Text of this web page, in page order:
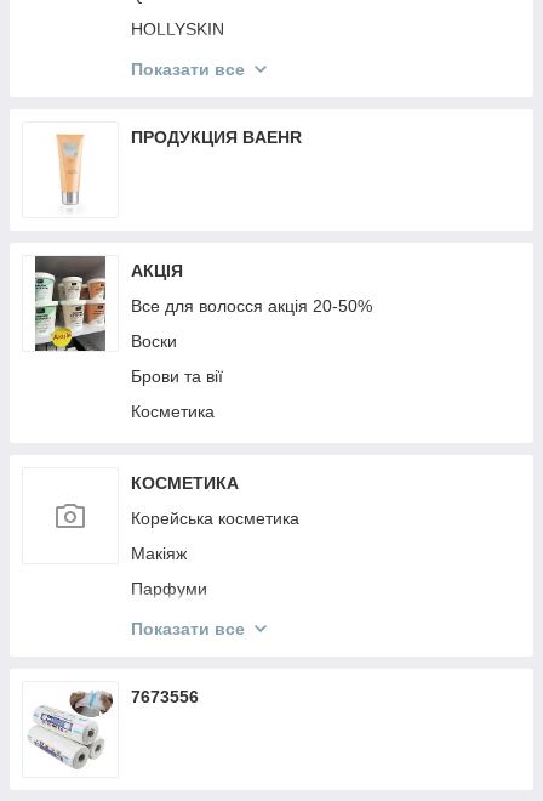
HOLLYSKIN
Mr.SCRUBBER
Victoria's Secret
Top Beauty
Показати все
ПРОДУКЦИЯ BAEHR
АКЦІЯ
Все для волосся акція 20-50%
Воски
Брови та вії
Косметика
КОСМЕТИКА
Корейська косметика
Макіяж
Парфуми
Кисти Make Up
Показати все
7673556